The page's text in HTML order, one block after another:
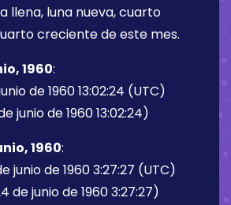
llena, luna nueva, cuarto
creciente de este mes.
1960:
de 1960 13:02:24 (UTC)
junio de 1960 13:02:24)
1960:
junio de 1960 3:27:27 (UTC)
de junio de 1960 3:27:27)